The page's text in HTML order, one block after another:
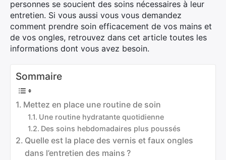
personnes se soucient des soins nécessaires à leur
entretien. Si vous aussi vous vous demandez
comment prendre soin efficacement de vos mains et
de vos ongles, retrouvez dans cet article toutes les
informations dont vous avez besoin.
Sommaire
Mettez en place une routine de soin
Une routine hydratante quotidienne
Des soins hebdomadaires plus poussés
Quelle est la place des vernis et faux ongles
dans l’entretien des mains ?